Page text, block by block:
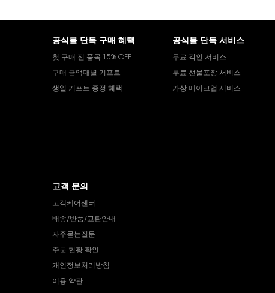
공식몰 단독 구매 혜택
첫 구매 전 품목 15% OFF
구매 금액대별 기프트
생일 기프트 증정 혜택
공식몰 단독 서비스
무료 각인 서비스
무료 선물포장 서비스
가상 메이크업 서비스
고객 문의
고객케어센터
배송/반품/교환안내
자주묻는질문
주문 현황 확인
개인정보처리방침
이용 약관